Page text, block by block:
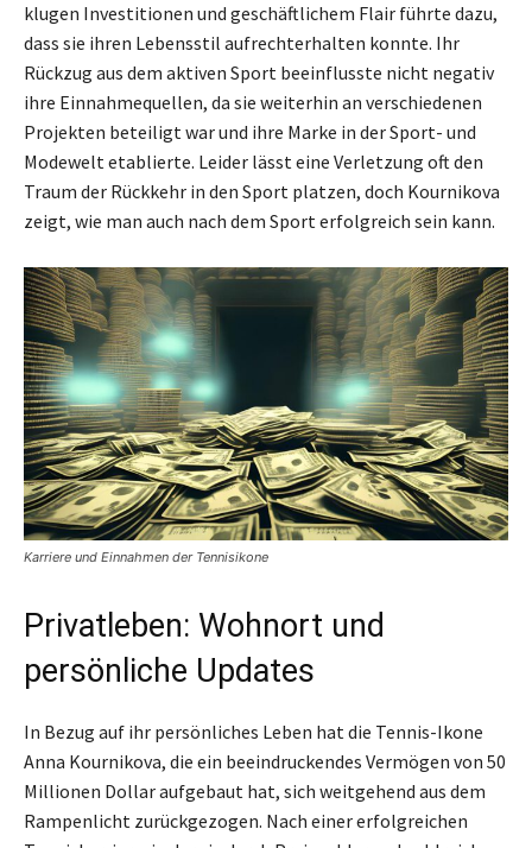
klugen Investitionen und geschäftlichem Flair führte dazu,
dass sie ihren Lebensstil aufrechterhalten konnte. Ihr
Rückzug aus dem aktiven Sport beeinflusste nicht negativ
ihre Einnahmequellen, da sie weiterhin an verschiedenen
Projekten beteiligt war und ihre Marke in der Sport- und
Modewelt etablierte. Leider lässt eine Verletzung oft den
Traum der Rückkehr in den Sport platzen, doch Kournikova
zeigt, wie man auch nach dem Sport erfolgreich sein kann.
Karriere und Einnahmen der Tennisikone
Privatleben: Wohnort und
persönliche Updates
In Bezug auf ihr persönliches Leben hat die Tennis-Ikone
Anna Kournikova, die ein beeindruckendes Vermögen von 50
Millionen Dollar aufgebaut hat, sich weitgehend aus dem
Rampenlicht zurückgezogen. Nach einer erfolgreichen